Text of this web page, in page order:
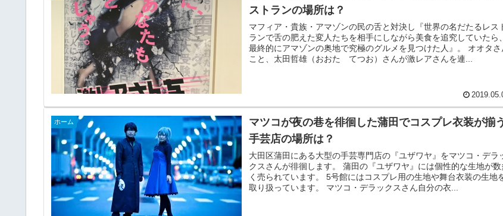
ストランの場所は？
マフィア・貴族・アマゾンの民の舌と対決し『世界の名だたるレス
ランで舌の肥えた変人たちを相手にしながら美食を追究していたら、
最終的にアマゾンの奥地で究極のグルメを見つけた人』。 オオタさ
こと、太田哲雄（おおた てつお）さんが激レアさんを連...
ホーム
マツコが夜の巷を徘徊した蒲田でコスプレ衣装が揃う
手芸店の場所は？
大田区蒲田にある大型の手芸専門店の『ユザワヤ』をマツコ・デラ
クスさんが徘徊します。 蒲田の『ユザワヤ』には個性的な生地が数
く売られています。 5号館にはコスプレ用の生地や舞台衣装の生地
取り扱っています。 マツコ・デラックスさん自分の衣...